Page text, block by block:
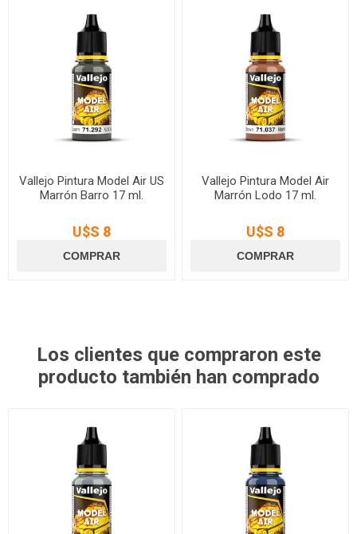
Vallejo Pintura Model Air US
Marrón Barro 17 ml.
U$S 8
Vallejo Pintura Model Air
Marrón Lodo 17 ml.
U$S 8
Los clientes que compraron este
producto también han comprado